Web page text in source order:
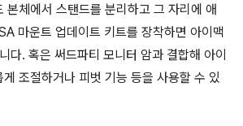
본체에서 스탠드를 분리하고 그 자리에 애
마운트 업데이트 키트를 장착하면 아이맥
다. 혹은 써드파티 모니터 암과 결합해 아이
조절하거나 피벗 기능 등을 사용할 수 있